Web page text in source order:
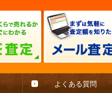
よくある質問